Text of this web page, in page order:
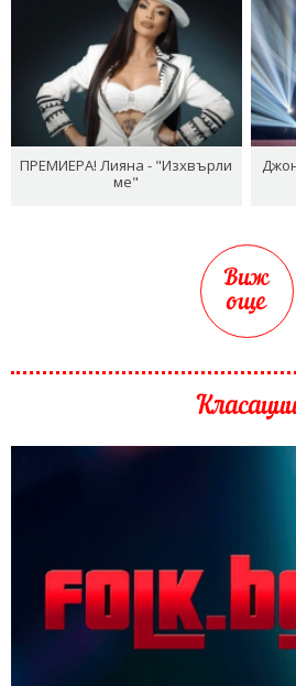
ПРЕМИЕРА! Лияна - "Изхвърли
ме"
Виж
още